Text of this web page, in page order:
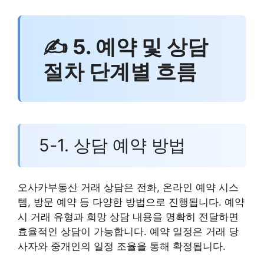
✍ 5. 예약 및 상담
절차 단계별 흐름
5-1. 상담 예약 방법
오사카부동산 거래 상담은 전화, 온라인 예약 시스
템, 방문 예약 등 다양한 방법으로 진행됩니다. 예약
시 거래 유형과 희망 상담 내용을 명확히 전달하면
효율적인 상담이 가능합니다. 예약 일정은 거래 당
사자와 중개인의 일정 조율을 통해 확정됩니다.